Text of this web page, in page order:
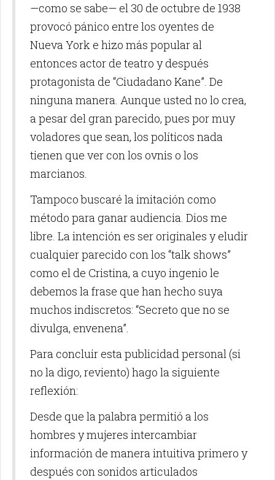
—como se sabe— el 30 de octubre de 1938
provocó pánico entre los oyentes de
Nueva York e hizo más popular al
entonces actor de teatro y después
protagonista de “Ciudadano Kane”. De
ninguna manera. Aunque usted no lo crea,
a pesar del gran parecido, pues por muy
voladores que sean, los políticos nada
tienen que ver con los ovnis o los
marcianos.
Tampoco buscaré la imitación como
método para ganar audiencia. Dios me
libre. La intención es ser originales y eludir
cualquier parecido con los “talk shows”
como el de Cristina, a cuyo ingenio le
debemos la frase que han hecho suya
muchos indiscretos: “Secreto que no se
divulga, envenena”.
Para concluir esta publicidad personal (si
no la digo, reviento) hago la siguiente
reflexión:
Desde que la palabra permitió a los
hombres y mujeres intercambiar
información de manera intuitiva primero y
después con sonidos articulados